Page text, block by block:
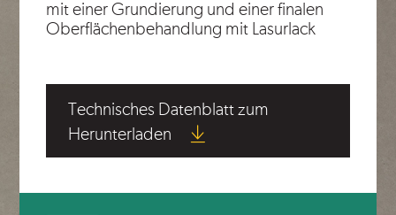
mit einer Grundierung und einer finalen
Oberflächenbehandlung mit Lasurlack
Technisches Datenblatt zum
Herunterladen